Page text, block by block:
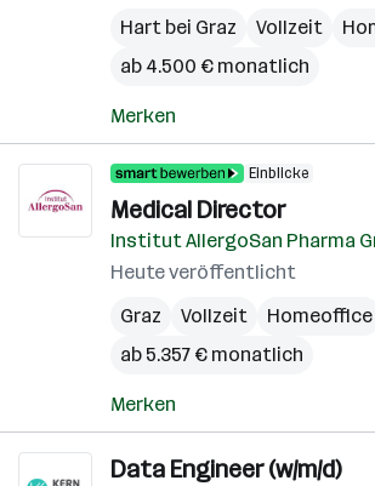
Hart bei Graz
Vollzeit
ab 4.500 € monatlich
Merken
Einblicke
Medical Director
Institut AllergoSan Pharma
Heute veröffentlicht
Graz
Vollzeit
Homeoffice
ab 5.357 € monatlich
Merken
Data Engineer (w/m/d)